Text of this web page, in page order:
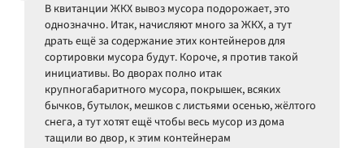
В квитанции ЖКХ вывоз мусора подорожает, это
однозначно. Итак, начисляют много за ЖКХ, а тут
драть ещё за содержание этих контейнеров для
сортировки мусора будут. Короче, я против такой
инициативы. Во дворах полно итак
крупногабаритного мусора, покрышек, всяких
бычков, бутылок, мешков с листьями осенью, жёлтого
снега, а тут хотят ещё чтобы весь мусор из дома
тащили во двор, к этим контейнерам